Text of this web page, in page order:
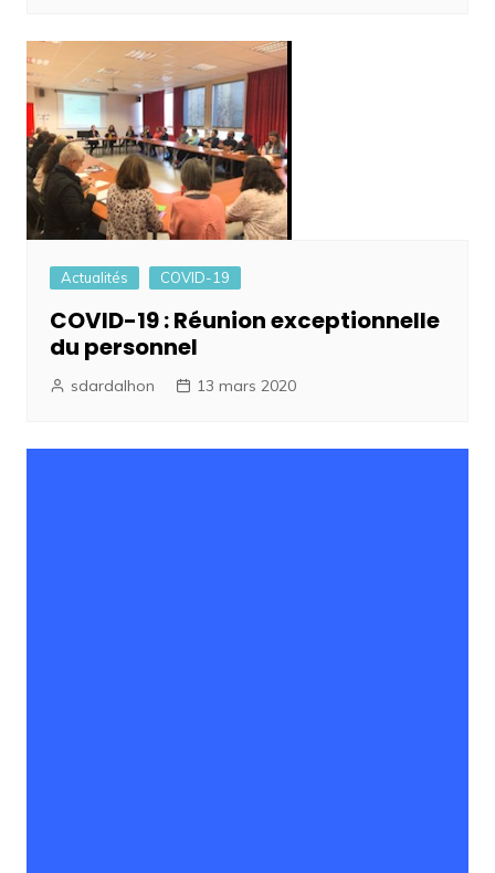
Actualités COVID-19
COVID-19 : Réunion exceptionnelle
du personnel
sdardalhon 13 mars 2020